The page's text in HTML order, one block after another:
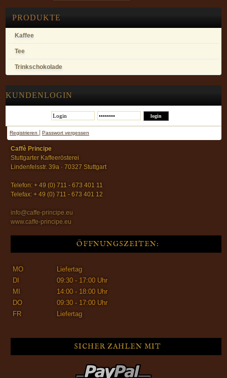
PRODUKTE
Kaffee
Tee
Trinkschokolade
KUNDENLOGIN
Registrieren Passwort vergessen
Caffè Principe
Stuttgarter Kaffeerösterei
Lindenfelsstr. 39a · 70327 Stuttgart
Telefon: + 49 (0) 711 - 673 401 11
Telefax: + 49 (0) 711 - 673 401 12
info@caffe-principe.eu
www.caffe-principe.eu
ÖFFNUNGSZEITEN:
MO
Liefertag
DI
09:30 - 17:00 Uhr
MI
14:00 - 18:00 Uhr
DO
09:30 - 17:00 Uhr
FR
Liefertag
SICHER ZAHLEN MIT